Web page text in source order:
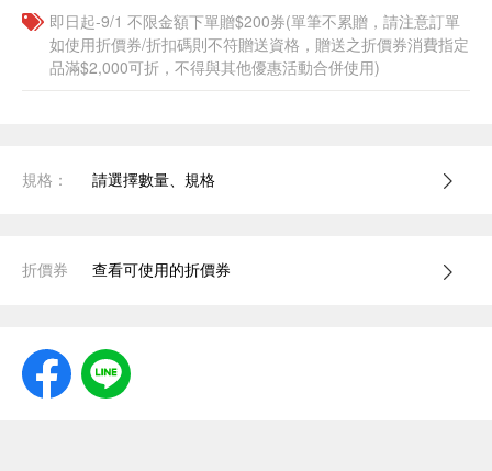
即日起-9/1 不限金額下單贈$200券(單筆不累贈，請注意訂單
如使用折價券/折扣碼則不符贈送資格，贈送之折價券消費指定
品滿$2,000可折，不得與其他優惠活動合併使用)
規格： 請選擇數量、規格
折價券 查看可使用的折價券